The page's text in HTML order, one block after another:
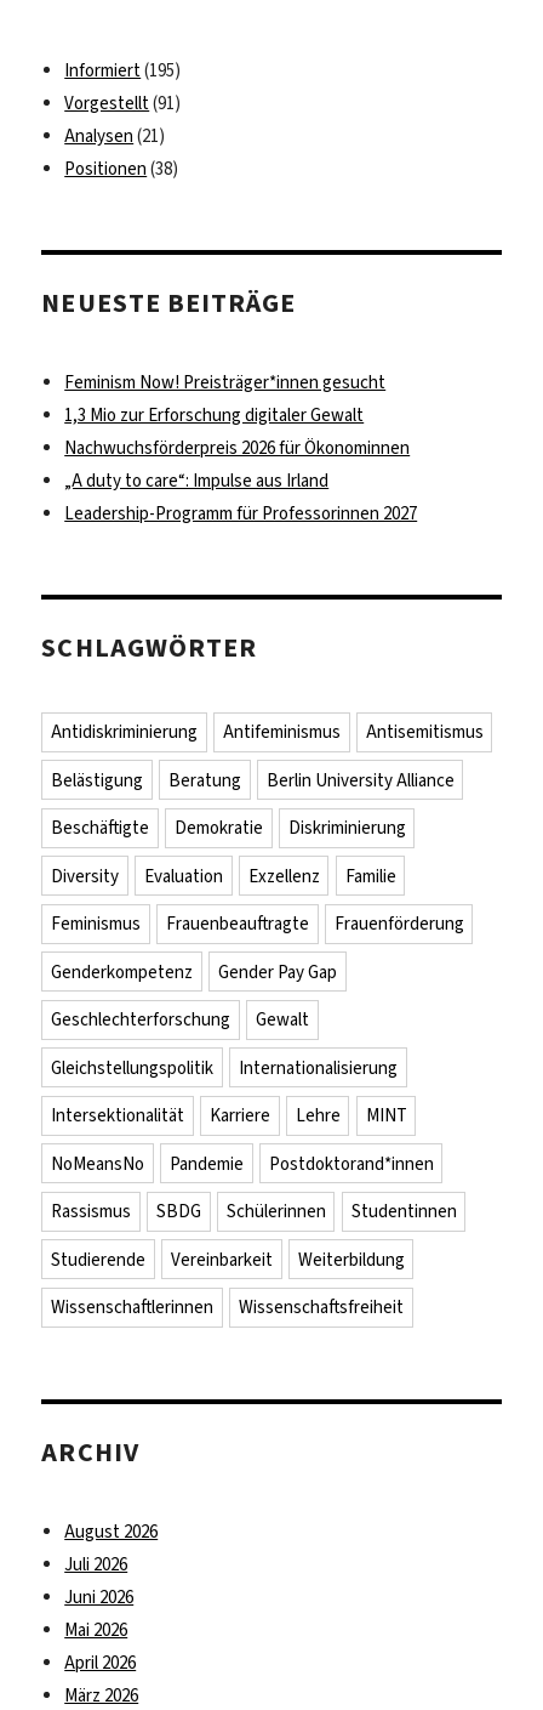
Informiert(195)
Vorgestellt(91)
Analysen (21)
Positionen (38)
NEUESTE BEITRÄGE
Feminism Now! Preisträger*innen gesucht
1,3 Mio zur Erforschung digitaler Gewalt
Nachwuchsförderpreis 2026 für Ökonominnen
„A duty to care“: Impulse aus Irland
Leadership-Programm für Professorinnen 2027
SCHLAGWÖRTER
Antidiskriminierung Antifeminismus
Antisemitismus
Belästigung
Beratung
Berlin University Alliance
Beschäftigte
Demokratie
Diskriminierung
Diversity
Evaluation Exzellenz
Familie
Feminismus
Frauenbeauftragte
Frauenförderung
Genderkompetenz
Gender Pay Gap
Geschlechterforschung
Gewalt
Gleichstellungspolitik
Internationalisierung
Intersektionalität
Karriere Lehre
MINT
NoMeansNo
Pandemie
Postdoktorand*innen
Rassismus
SBDG Schülerinnen
Studentinnen
Studierende
Vereinbarkeit
Weiterbildung
Wissenschaftlerinnen
Wissenschaftsfreiheit
ARCHIV
August 2026
Juli 2026
Juni 2026
Mai 2026
April 2026
März 2026